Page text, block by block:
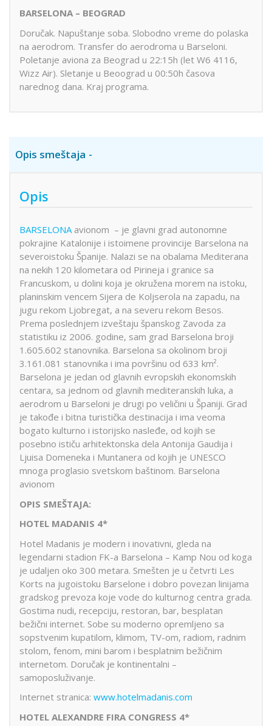
BARSELONA – BEOGRAD
Doručak. Napuštanje soba. Slobodno vreme do polaska
na aerodrom. Transfer do aerodroma u Barseloni.
Poletanje aviona za Beograd u 22:15h (let W6 4116,
Wizz Air). Sletanje u Beoograd u 00:50h časova
narednog dana. Kraj programa.
Opis smeštaja
Opis
BARSELONAavionom – je glavni grad autonomne
pokrajine Katalonije i istoimene provincije Barselona na
severoistoku Španije. Nalazi se na obalama Mediterana
na nekih 120 kilometara od Pirineja i granice sa
Francuskom, u dolini koja je okružena morem na istoku,
planinskim vencem Sijera de Koljserola na zapadu, na
jugu rekom Ljobregat, a na severu rekom Besos.
Prema poslednjem izveštaju španskog Zavoda za
statistiku iz 2006. godine, sam grad Barselona broji
1.605.602 stanovnika. Barselona sa okolinom broji
3.161.081 stanovnika i ima površinu od 633 km².
Barselona je jedan od glavnih evropskih ekonomskih
centara, sa jednom od glavnih mediteranskih luka, a
aerodrom u Barseloni je drugi po veličini u Španiji. Grad
je takođe i bitna turistička destinacija i ima veoma
bogato kulturno i istorijsko nasleđe, od kojih se
posebno ističu arhitektonska dela Antonija Gaudija i
Ljuisa Domeneka i Muntanera od kojih je UNESCO
mnoga proglasio svetskom baštinom. Barselona
avionom
OPIS SMEŠTAJA:
HOTEL MADANIS 4*
Hotel Madanis je modern i inovativni, gleda na
legendarni stadion FK-a Barselona – Kamp Nou od koga
je udaljen oko 300 metara. Smešten je u četvrti Les
Korts na jugoistoku Barselone i dobro povezan linijama
gradskog prevoza koje vode do kulturnog centra grada.
Gostima nudi, recepciju, restoran, bar, besplatan
bežični internet. Sobe su moderno opremljeno sa
sopstvenim kupatilom, klimom, TV-om, radiom, radnim
stolom, fenom, mini barom i besplatnim bežičnim
internetom. Doručak je kontinentalni –
samoposluživanje.
Internet stranica: www.hotelmadanis.com
HOTEL ALEXANDRE FIRA CONGRESS 4*